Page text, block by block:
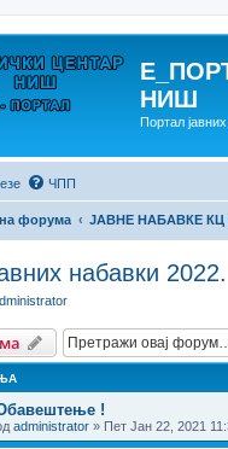
НИШ
Портал
ЧПП
форума ЈАВНЕ НАБАВКЕ
набавки 2022.
!
administrator » Пет Јан 22, 2021